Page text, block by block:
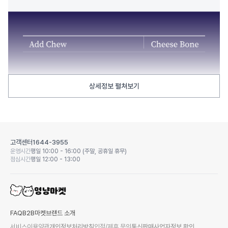
상세정보 펼쳐보기
고객센터1644-3955
운영시간평일 10:00 - 16:00 (주말, 공휴일 휴무)
점심시간평일 12:00 - 13:00
FAQB2B마켓 브랜드 소개
서비스이용약관개인정보처리방침입점/제휴 문의통신판매사업자정보 확인